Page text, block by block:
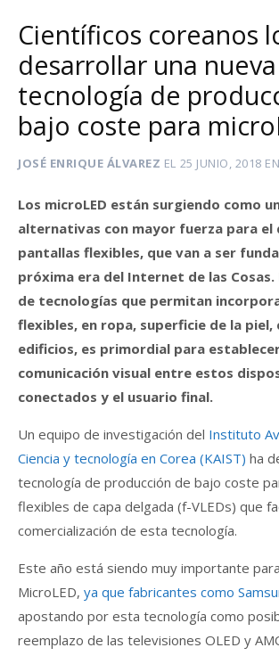
Científicos coreanos
desarrollar una nueva
tecnología de
bajo coste para
JOSÉ ENRIQUE ÁLVAREZ EL 25 JUNIO, 2018 EN
Los microLED están surgiendo como
alternativas con mayor fuerza para el
pantallas flexibles, que van a ser
próxima era del Internet de las Cosas.
de tecnologías que permitan
flexibles, en ropa, superficie de la piel,
edificios, es primordial para
comunicación visual entre estos
conectados y el usuario final.
Un equipo de investigación del Instituto
Ciencia y tecnología en Corea (KAIST) ha
tecnología de producción de bajo coste
flexibles de capa delgada (f-VLEDs) que
comercialización de esta tecnología.
Este año está siendo muy importante
MicroLED, ya que fabricantes como
apostando por esta tecnología como
reemplazo de las televisiones OLED y